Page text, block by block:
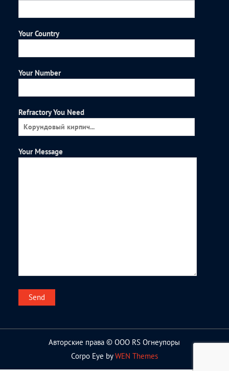
Your Country
Your Number
Refractory You Need
Your Message
Авторские права © ООО RS Огнеупоры
Corpo Eye byWEN Themes